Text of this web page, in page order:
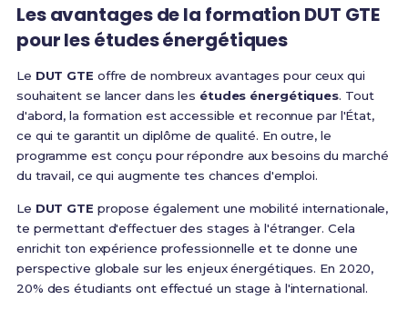
Les avantages de la formation DUT GTE
pour les études énergétiques
Le DUT GTE offre de nombreux avantages pour ceux qui
souhaitent se lancer dans les études énergétiques. Tout
d'abord, la formation est accessible et reconnue par l'État,
ce qui te garantit un diplôme de qualité. En outre, le
programme est conçu pour répondre aux besoins du marché
du travail, ce qui augmente tes chances d'emploi.
Le DUT GTE propose également une mobilité internationale,
te permettant d'effectuer des stages à l'étranger. Cela
enrichit ton expérience professionnelle et te donne une
perspective globale sur les enjeux énergétiques. En 2020,
20% des étudiants ont effectué un stage à l'international.